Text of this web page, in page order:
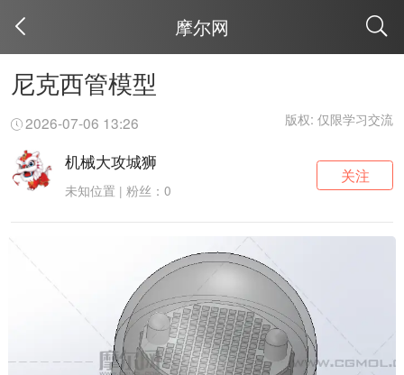
摩尔网
尼克西管模型
2026-07-06 13:26 版权: 仅限学习交流
机械大攻城狮
未知位置 | 粉丝：0
关注
取消